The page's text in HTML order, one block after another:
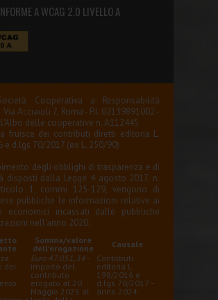
A WCAG 2.0 LIVELLO A
Cooperativa a Responsabilità
Acciaioli 7, Roma - P.I. 02139891002 -
delle cooperative n. A112445
fruisce dei contributi diretti editoria L.
e d.lgs 70/2017 (ex L. 250/90)
degli obblighi di trasparenza e di
disposti dalla Legge 4 agosto 2017, n.
1, commi 125-129, vengono di
pubbliche le informazioni relative ai
economici incassati dalle pubbliche
nell'anno 2020:
Somma/valore
dell'erogazione
Causale
dei
Euro 47.051,34 -
importo del
contributo
erogato al 20
Maggio 2025 al
Contributi
editoria L.
198/2016 e
d.lgs 70/2017 –
anno 2024